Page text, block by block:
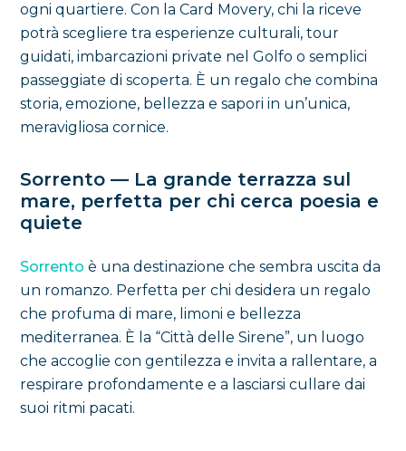
ogni quartiere. Con la Card Movery, chi la riceve
potrà scegliere tra esperienze culturali, tour
guidati, imbarcazioni private nel Golfo o semplici
passeggiate di scoperta. È un regalo che combina
storia, emozione, bellezza e sapori in un’unica,
meravigliosa cornice.
Sorrento — La grande terrazza sul
mare, perfetta per chi cerca poesia e
quiete
Sorrento è una destinazione che sembra uscita da
un romanzo. Perfetta per chi desidera un regalo
che profuma di mare, limoni e bellezza
mediterranea. È la “Città delle Sirene”, un luogo
che accoglie con gentilezza e invita a rallentare, a
respirare profondamente e a lasciarsi cullare dai
suoi ritmi pacati.